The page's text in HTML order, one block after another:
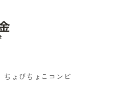
ちょびちょこコンビ